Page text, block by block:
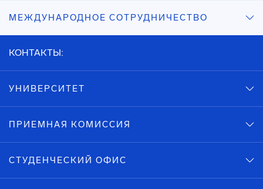
МЕЖДУНАРОДНОЕ СОТРУДНИЧЕСТВО
КОНТАКТЫ:
УНИВЕРСИТЕТ
ПРИЕМНАЯ КОМИССИЯ
СТУДЕНЧЕСКИЙ ОФИС